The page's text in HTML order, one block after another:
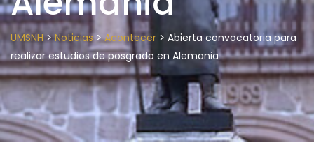
UMSNH>Noticias>Acontecer > Abierta convocatoria para
realizar estudios de posgrado en Alemania